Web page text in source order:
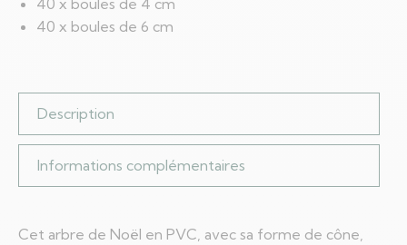
40 x boules de 4 cm
40 x boules de 6 cm
Description
Informations complémentaires
Cet arbre de Noël en PVC, avec sa forme de cône,